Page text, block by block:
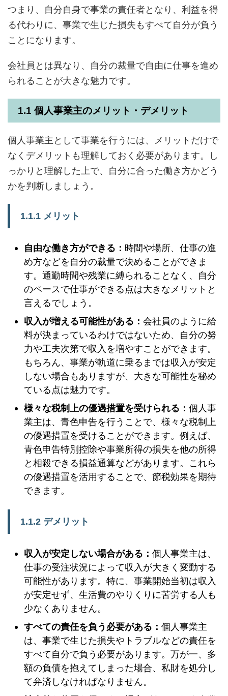
つまり、自分自身で事業の責任者となり、利益を得
る代わりに、事業で生じた損失もすべて自分が負う
ことになります。
会社員とは異なり、自分の裁量で自由に仕事を進め
られることが大きな魅力です。
1.1 個人事業主のメリット・デメリット
個人事業主として事業を行うには、メリットだけで
なくデメリットも理解しておく必要があります。し
っかりと理解した上で、自分に合った働き方かどう
かを判断しましょう。
1.1.1 メリット
自由な働き方ができる： 時間や場所、仕事の進
め方などを自分の裁量で決めることができま
す。通勤時間や残業に縛られることなく、自分
のペースで仕事ができる点は大きなメリットと
言えるでしょう。
収入が増える可能性がある： 会社員のように給
料が決まっているわけではないため、自分の努
力や工夫次第で収入を増やすことができます。
もちろん、事業が軌道に乗るまでは収入が安定
しない場合もありますが、大きな可能性を秘め
ている点は魅力です。
様々な税制上の優遇措置を受けられる： 個人事
業主は、青色申告を行うことで、様々な税制上
の優遇措置を受けることができます。例えば、
青色申告特別控除や事業所得の損失を他の所得
と相殺できる損益通算などがあります。これら
の優遇措置を活用することで、節税効果を期待
できます。
1.1.2 デメリット
収入が安定しない場合がある： 個人事業主は、
仕事の受注状況によって収入が大きく変動する
可能性があります。特に、事業開始当初は収入
が安定せず、生活費のやりくりに苦労する人も
少なくありません。
すべての責任を負う必要がある： 個人事業主
は、事業で生じた損失やトラブルなどの責任を
すべて自分で負う必要があります。万が一、多
額の負債を抱えてしまった場合、私財を処分し
て弁済しなければなりません。